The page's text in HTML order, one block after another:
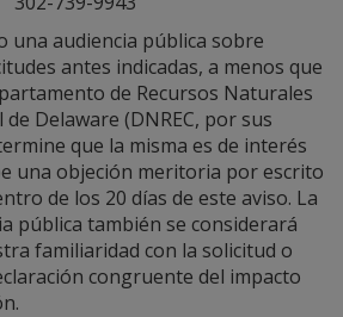
una audiencia pública sobre
antes indicadas, a menos que
de Recursos Naturales
Delaware (DNREC, por sus
que la misma es de interés
una objeción meritoria por escrito
de los 20 días de este aviso. La
pública también se considerará
familiaridad con la solicitud o
congruente del impacto